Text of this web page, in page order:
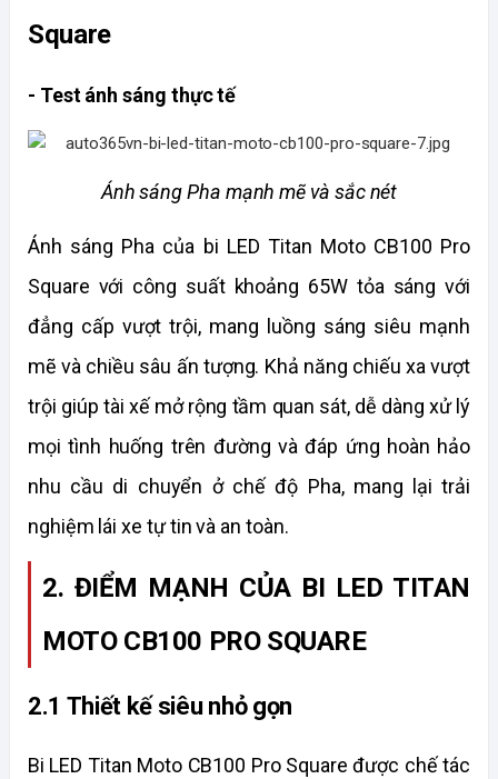
Square
- Test ánh sáng thực tế
Ánh sáng Pha mạnh mẽ và sắc nét
Ánh sáng Pha của bi LED Titan Moto CB100 Pro
Square với công suất khoảng 65W tỏa sáng với
đẳng cấp vượt trội, mang luồng sáng siêu mạnh
mẽ và chiều sâu ấn tượng. Khả năng chiếu xa vượt
trội giúp tài xế mở rộng tầm quan sát, dễ dàng xử lý
mọi tình huống trên đường và đáp ứng hoàn hảo
nhu cầu di chuyển ở chế độ Pha, mang lại trải
nghiệm lái xe tự tin và an toàn.
2. ĐIỂM MẠNH CỦA BI LED TITAN
MOTO CB100 PRO SQUARE
2.1 Thiết kế siêu nhỏ gọn
Bi LED Titan Moto CB100 Pro Square được chế tác